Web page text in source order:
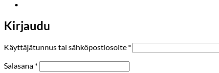
Kirjaudu
Käyttäjätunnus tai sähköpostiosoite *Vaaditaan
Salasana *Vaaditaan